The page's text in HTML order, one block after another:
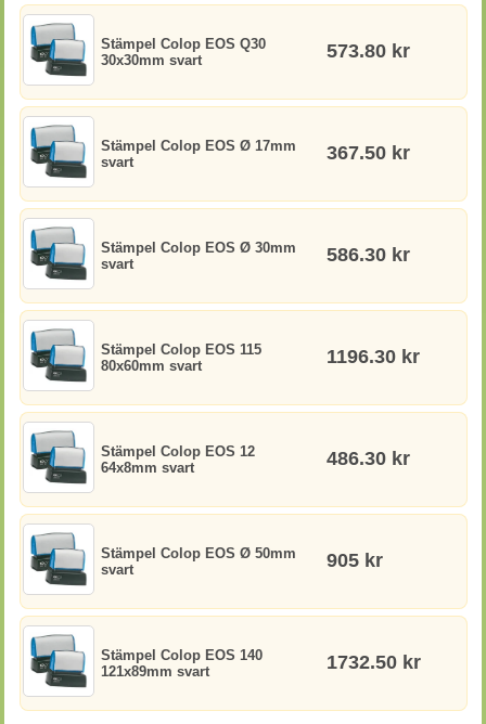
Stämpel Colop EOS Q30
30x30mm svart
573.80 kr
Stämpel Colop EOS Ø 17mm
svart
367.50 kr
Stämpel Colop EOS Ø 30mm
svart
586.30 kr
Stämpel Colop EOS 115
80x60mm svart
1196.30 kr
Stämpel Colop EOS 12
64x8mm svart
486.30 kr
Stämpel Colop EOS Ø 50mm
svart
905 kr
Stämpel Colop EOS 140
121x89mm svart
1732.50 kr